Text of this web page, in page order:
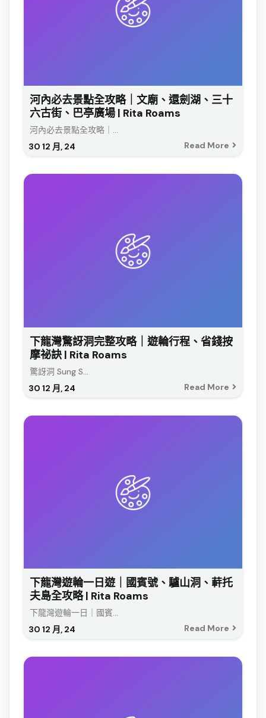
河內必去景點全攻略｜文廟、還劍湖、三十
六古街、巴亭廣場 | Rita Roams
30 12 月, 24
河內必去景點全攻略｜...
Read More
下龍灣驚訝洞完整攻略｜遊輪行程、省錢按
摩祕訣 | Rita Roams
30 12 月, 24
驚訝洞 Sung S...
Read More
下龍灣遊輪一日遊｜國賓號、驢山洞、蓒托
夫島全攻略 | Rita Roams
30 12 月, 24
下龍灣遊輪一日｜國賓...
Read More